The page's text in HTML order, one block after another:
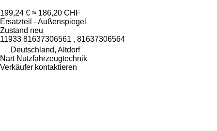
199,24 € ≈ 186,20 CHF
Ersatzteil - Außenspiegel
Zustand neu
11933 81637306561 , 81637306564
Deutschland, Altdorf
Nart Nutzfahrzeugtechnik
Verkäufer kontaktieren